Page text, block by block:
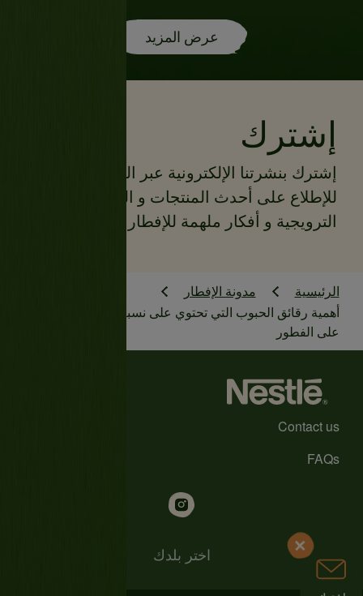
عرض المزيد
إشترك
إشترك بنشرتنا الإلكترونية عبر البريد الإلكتروني
للإطلاع على أحدث المنتجات و العروضات
الترويجية و أفكار ملهمة للإفطار و المزيد
الرئيسية
مدونة الإفطار
أهمية رقائق الحبوب التي تحتوي على نسبة عالية من الحديد
على الفطور
Contact us
FAQs
اختر بلدك